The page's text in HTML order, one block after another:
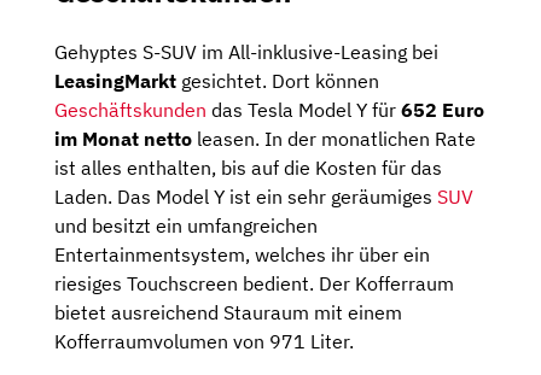
Gehyptes S-SUV im All-inklusive-Leasing bei
LeasingMarkt gesichtet. Dort können
Geschäftskunden das Tesla Model Y für 652 Euro
im Monat netto leasen. In der monatlichen Rate
ist alles enthalten, bis auf die Kosten für das
Laden. Das Model Y ist ein sehr geräumiges SUV
und besitzt ein umfangreichen
Entertainmentsystem, welches ihr über ein
riesiges Touchscreen bedient. Der Kofferraum
bietet ausreichend Stauraum mit einem
Kofferraumvolumen von 971 Liter.